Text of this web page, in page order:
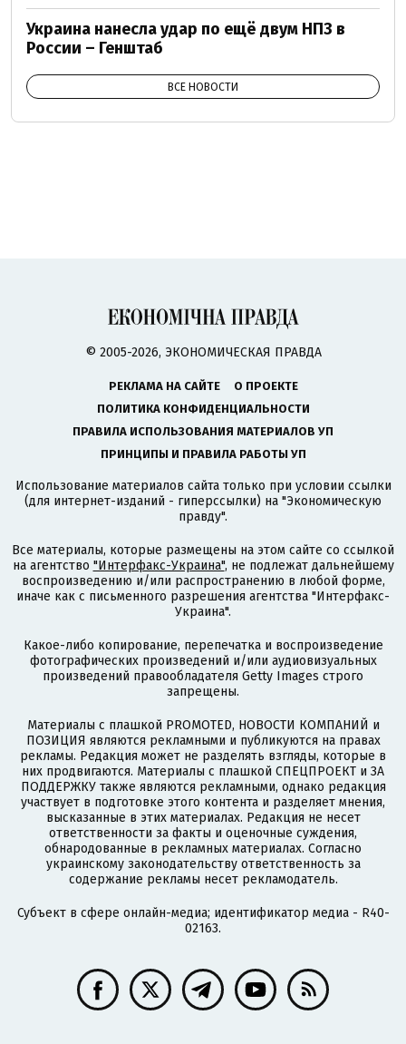
Украина нанесла удар по ещё двум НПЗ в
России – Генштаб
ВСЕ НОВОСТИ
© 2005-2026, ЭКОНОМИЧЕСКАЯ ПРАВДА
РЕКЛАМА НА САЙТЕ
О ПРОЕКТЕ
ПОЛИТИКА КОНФИДЕНЦИАЛЬНОСТИ
ПРАВИЛА ИСПОЛЬЗОВАНИЯ МАТЕРИАЛОВ УП
ПРИНЦИПЫ И ПРАВИЛА РАБОТЫ УП
Использование материалов сайта только при условии ссылки
(для интернет-изданий - гиперссылки) на "Экономическую
правду".
Все материалы, которые размещены на этом сайте со ссылкой
на агентство "Интерфакс-Украина", не подлежат дальнейшему
воспроизведению и/или распространению в любой форме,
иначе как с письменного разрешения агентства "Интерфакс-
Украина".
Какое-либо копирование, перепечатка и воспроизведение
фотографических произведений и/или аудиовизуальных
произведений правообладателя Getty Images строго
запрещены.
Материалы с плашкой PROMOTED, НОВОСТИ КОМПАНИЙ и
ПОЗИЦИЯ являются рекламными и публикуются на правах
рекламы. Редакция может не разделять взгляды, которые в
них продвигаются. Материалы с плашкой СПЕЦПРОЕКТ и ЗА
ПОДДЕРЖКУ также являются рекламными, однако редакция
участвует в подготовке этого контента и разделяет мнения,
высказанные в этих материалах. Редакция не несет
ответственности за факты и оценочные суждения,
обнародованные в рекламных материалах. Согласно
украинскому законодательству ответственность за
содержание рекламы несет рекламодатель.
Субъект в сфере онлайн-медиа; идентификатор медиа - R40-
02163.